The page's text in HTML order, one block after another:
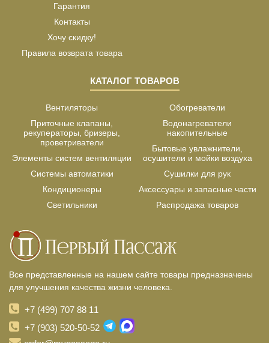
Гарантия
Контакты
Хочу скидку!
Правила возврата товара
КАТАЛОГ ТОВАРОВ
Вентиляторы
Приточные клапаны,
рекуператоры, бризеры,
проветриватели
Элементы систем вентиляции
Системы автоматики
Кондиционеры
Светильники
Обогреватели
Водонагреватели
накопительные
Бытовые увлажнители,
осушители и мойки воздуха
Сушилки для рук
Аксессуары и запасные части
Распродажа товаров
Все представленные на нашем сайте товары предназначены
для улучшения качества жизни человека.
+7 (499) 707 88 11
+7 (903) 520-50-52